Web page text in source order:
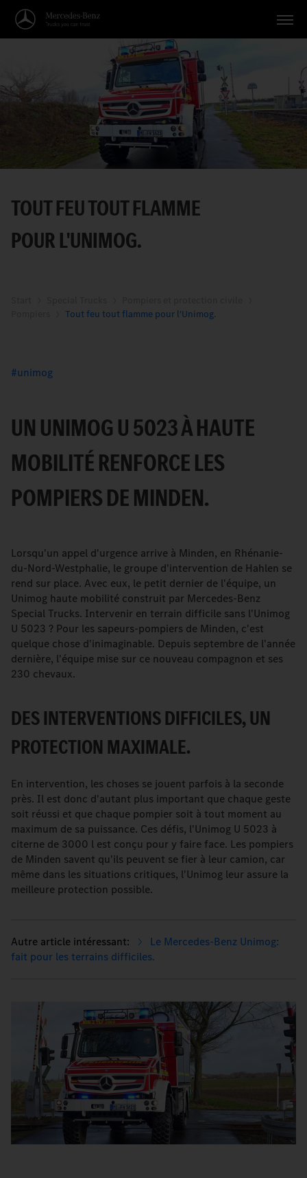
Applications
Français
TOUT FEU TOUT FLAMME
POUR L'UNIMOG.
Tout feu tout flamme pour l'Unimog.
unimog
UN UNIMOG U 5023 À HAUTE
MOBILITÉ RENFORCE LES
POMPIERS DE MINDEN.
Lorsqu'un appel d'urgence arrive à Minden, en Rhénanie-
du-Nord-Westphalie, le groupe d'intervention de Hahlen se
rend sur place. Avec eux, le petit dernier de l'équipe, un
Unimog haute mobilité construit par Mercedes-Benz
Special Trucks. Intervenir en terrain difficile sans l'Unimog
U 5023 ? Pour les sapeurs-pompiers de Minden, c'est
quelque chose d'inimaginable. Depuis septembre de l'année
dernière, l'équipe mise sur ce nouveau compagnon et ses
230 chevaux.
DES INTERVENTIONS DIFFICILES, UN
PROTECTION MAXIMALE.
En intervention, les choses se jouent parfois à la seconde
près. Il est donc d'autant plus important que chaque geste
soit réussi et que chaque pompier soit à tout moment au
maximum de sa puissance. Ces défis, l'Unimog U 5023 à
citerne de 3000 l est conçu pour y faire face. Les pompiers
de Minden savent qu'ils peuvent se fier à leur camion, car
même dans les situations critiques, l'Unimog leur assure la
meilleure protection possible.
Le Mercedes-Benz Unimog:
fait pour les terrains difficiles.